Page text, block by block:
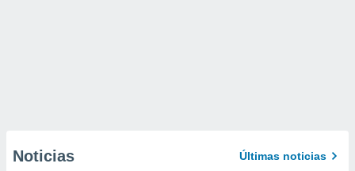
Noticias Últimas noticias